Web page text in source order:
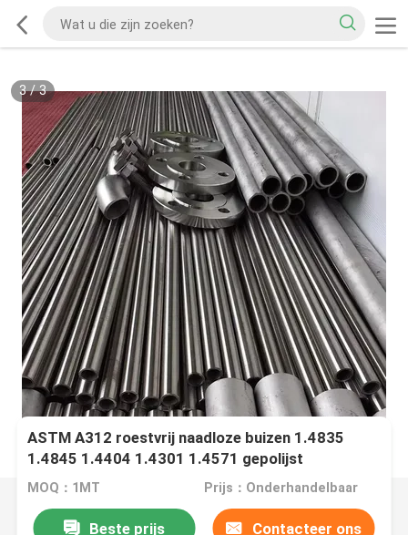
3/3
ASTM A312 roestvrij naadloze buizen 1.4835
1.4845 1.4404 1.4301 1.4571 gepolijst
MOQ：1MT Prijs：Onderhandelbaar
Beste prijs Contacteer ons